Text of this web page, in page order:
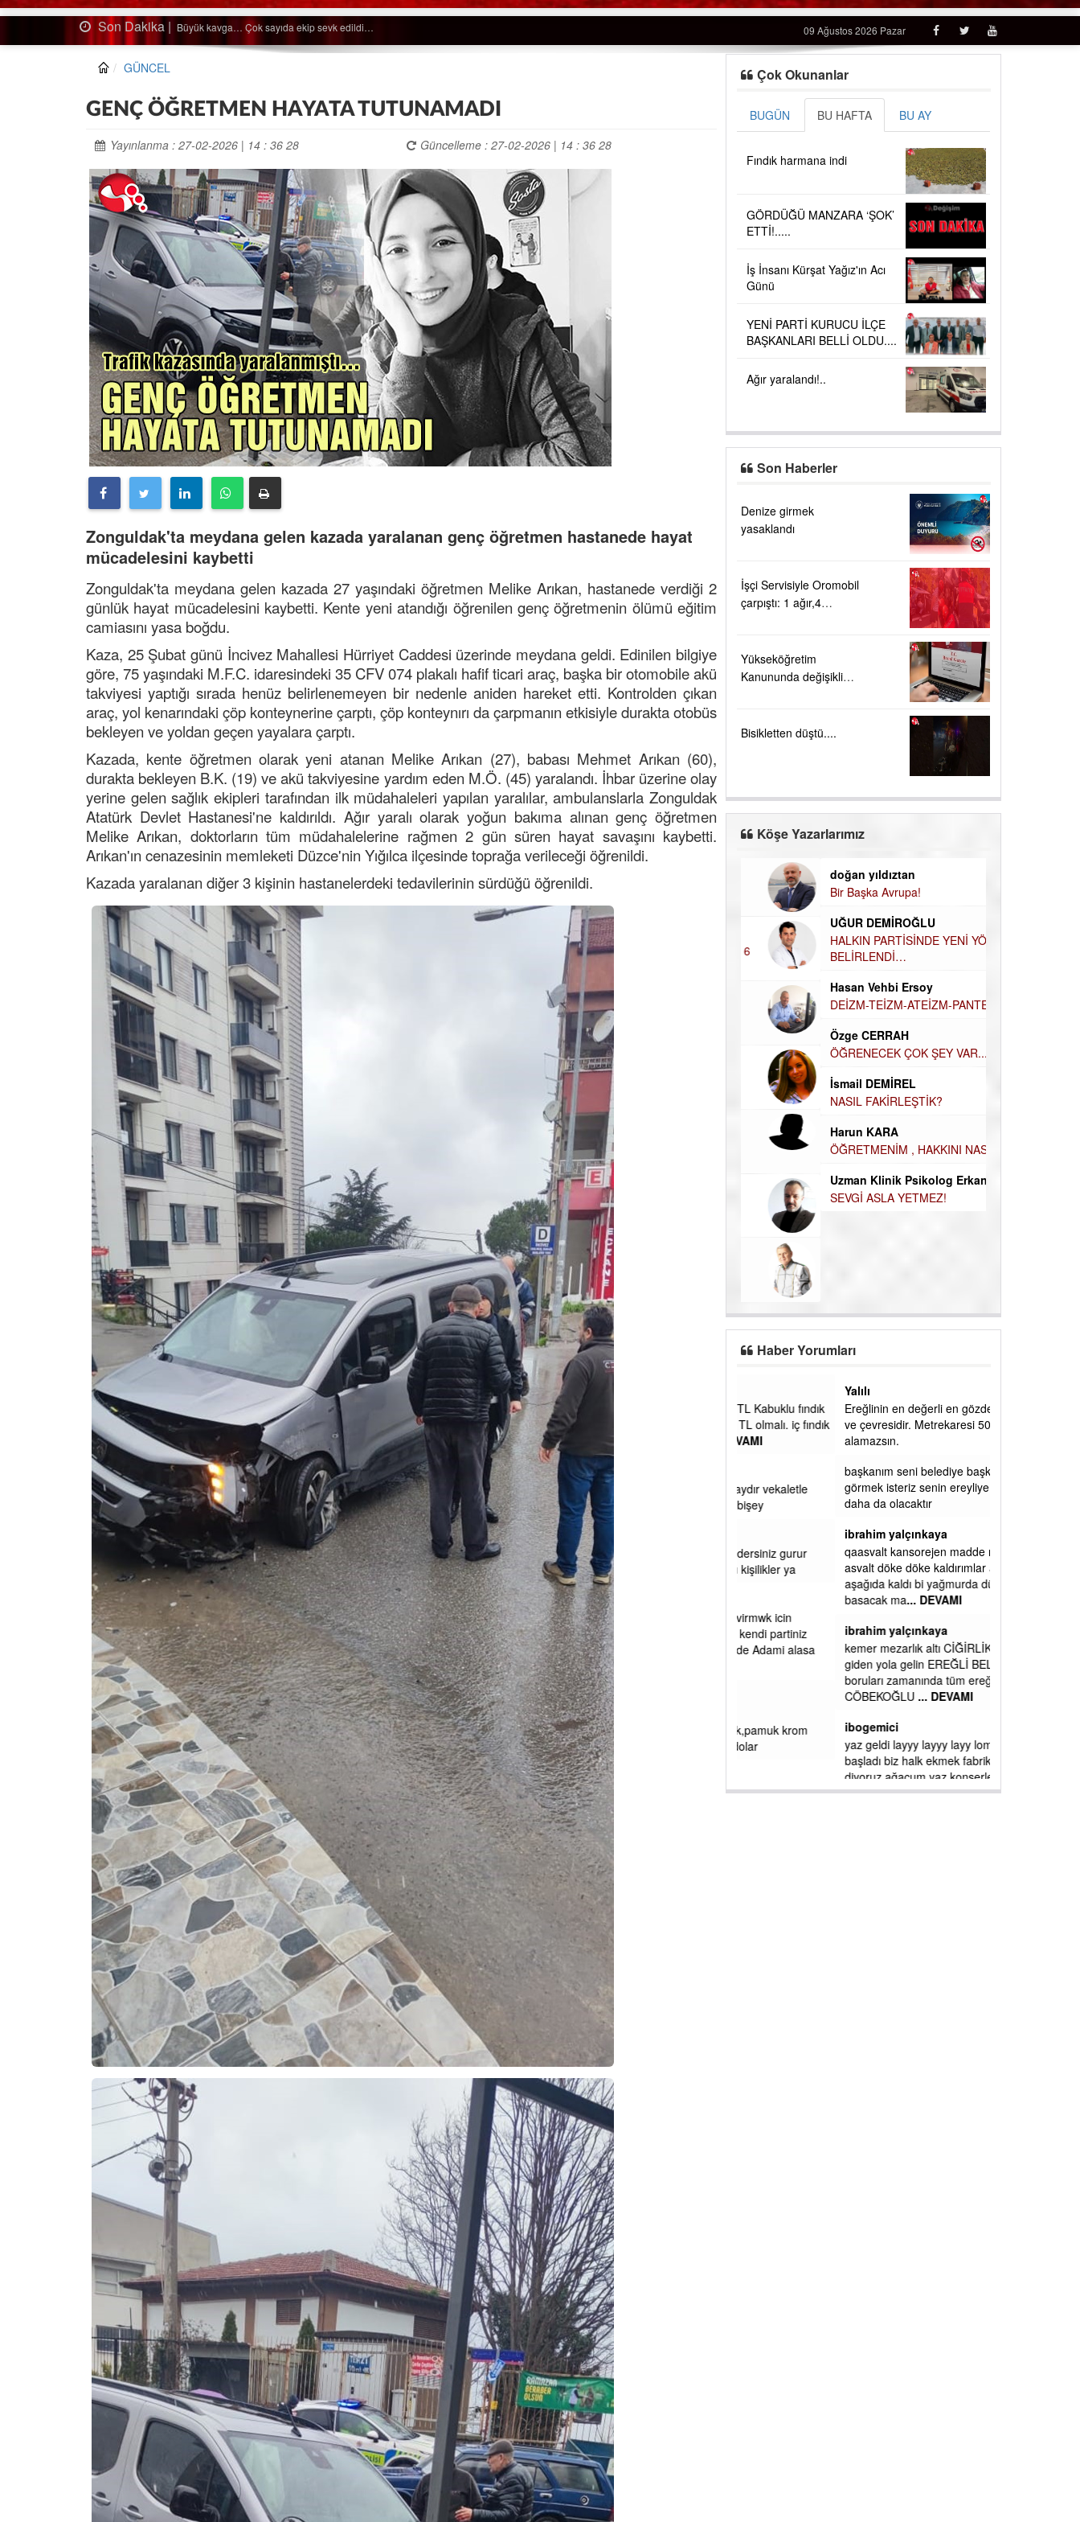
Son Dakika | Ağaçtan düştü… 09 Ağustos 2026 Pazar
GÜNCEL
GENÇ ÖĞRETMEN HAYATA TUTUNAMADI
Yayınlanma : 27-02-2026 | 14 : 36 28 Güncelleme : 27-02-2026 | 14 : 36 28
Zonguldak'ta meydana gelen kazada yaralanan genç öğretmen hastanede hayat
mücadelesini kaybetti
Zonguldak'ta meydana gelen kazada 27 yaşındaki öğretmen Melike Arıkan, hastanede verdiği 2
günlük hayat mücadelesini kaybetti. Kente yeni atandığı öğrenilen genç öğretmenin ölümü eğitim
camiasını yasa boğdu.
Kaza, 25 Şubat günü İncivez Mahallesi Hürriyet Caddesi üzerinde meydana geldi. Edinilen bilgiye
göre, 75 yaşındaki M.F.C. idaresindeki 35 CFV 074 plakalı hafif ticari araç, başka bir otomobile akü
takviyesi yaptığı sırada henüz belirlenemeyen bir nedenle aniden hareket etti. Kontrolden çıkan
araç, yol kenarındaki çöp konteynerine çarptı, çöp konteynırı da çarpmanın etkisiyle durakta otobüs
bekleyen ve yoldan geçen yayalara çarptı.
Kazada, kente öğretmen olarak yeni atanan Melike Arıkan (27), babası Mehmet Arıkan (60),
durakta bekleyen B.K. (19) ve akü takviyesine yardım eden M.Ö. (45) yaralandı. İhbar üzerine olay
yerine gelen sağlık ekipleri tarafından ilk müdahaleleri yapılan yaralılar, ambulanslarla Zonguldak
Atatürk Devlet Hastanesi'ne kaldırıldı. Ağır yaralı olarak yoğun bakıma alınan genç öğretmen
Melike Arıkan, doktorların tüm müdahalelerine rağmen 2 gün süren hayat savaşını kaybetti.
Arıkan'ın cenazesinin memleketi Düzce'nin Yığılca ilçesinde toprağa verileceği öğrenildi.
Kazada yaralanan diğer 3 kişinin hastanelerdeki tedavilerinin sürdüğü öğrenildi.
Çok Okunanlar
BUGÜN BU HAFTA BU AY
Fındık harmana indi
GÖRDÜĞÜ MANZARA ‘ŞOK’
ETTİ!.....
İş İnsanı Kürşat Yağız'ın Acı
Günü
YENİ PARTİ KURUCU İLÇE
BAŞKANLARI BELLİ OLDU....
Ağır yaralandı!..
Son Haberler
Denize girmek
yasaklandı
İşçi Servisiyle Oromobil
çarpıştı: 1 ağır,4
Yükseköğretim
Kanununda değişiklik
Bisikletten düştü....
Köşe Yazarlarımız
Semih ÇOLAK
SEÇMEN NE DEDİ?
Op. Dr. Erol GÜNEN
Kemiklerinizi Sessizce Çürüten 6
Şenol AZMAN
“Aman doktor, yaman doktor.
Derdime bir çare!” – 2-
Merve KIRAN
KİLO KONTROLÜNDE KİLİT
NOKTA: ARA ÖĞÜNLER
Konuk Yazar
Temiz enerji ve gelecek
mücadelesi
Uğuralp CİVELEK
“Bu bir suç duyurusudur”
Özkan Doğan
YEREL RADYO VE REKLAM
doğan yıldıztan
Bir Başka Avrupa!
UĞUR DEMİROĞLU
HALKIN PARTİSİNDE YENİ
YÖNETİM BELİRLENDİ…
Hasan Vehbi Ersoy
DEİZM-TEİZM-ATEİZM-
PANTEİZM’E BAKIŞ
Özge CERRAH
ÖĞRENECEK ÇOK ŞEY VAR...
İsmail DEMİREL
NASIL FAKİRLEŞTİK?
Harun KARA
ÖĞRETMENİM , HAKKINI NASIL
ÖDERİM !
Uzman Klinik Psikolog Erkan
EZERÇE
SEVGİ ASLA YETMEZ!
Haber Yorumları
Mustafa Ozturk
İç fındığın fiyatı bu gün 1600 TL Kabuklu fındık
bu fiyatın dörtte biri yani 400 TL olmalı. iç fındık
dört katına satılıyor. iç f... DEVAMI
ibrahim yalçınkaya
POSBIYIK nerelerde ya kaç aydır vekaletle
belediye yönetilirmi hayretdebişey
Kadir inanc
Ekmek yediğiniz yere veda edersiniz gurur
tablosu yaparsınız değişik bu kişilikler ya
Muhammed
Valla tren kactj gitti.Uysali devirmwk icin
elinizden ne geliyosa Chp ile kendi partiniz
aleyhine calistiniz.Becerdinizde Adami alasa
ettiniz.Sonuc... DEVAMI
Ali
1950 türkiye
ihracati,tütün,kuruüzüm,findik,pamuk krom
mdeni,kafa basi senede 14 dolar
Yalılı
Ereğlinin en değerli en gözde yeri yalı caddesi
ve çevresidir. Metrekaresi 500 bin liraya
alamazsın.
başkanım seni belediye başkanlığında da
görmek isteriz senin ereyliye katkın çok oldu
daha da olacaktır
ibrahim yalçınkaya
qaasvalt kansorejen madde mahalle aralarında
asvalt döke döke kaldırımlar ana yoldan
aşağıda kaldı bi yağmurda dükkanları su
basacak ma
... DEVAMI
ibrahim yalçınkaya
kemer mezarlık altı CİĞİRLİK deniz kenarına
giden yola gelin EREĞLİ BELEDİYESİ o
boruları zamanında tüm ereğli de RUHİ
... DEVAMI
ibogemici
yaz geldi layyy layyy layy lom festivalleri
başladı biz halk ekmek fabrikası kent lokantası
diyoruz ağacum yaz konserleri diyor